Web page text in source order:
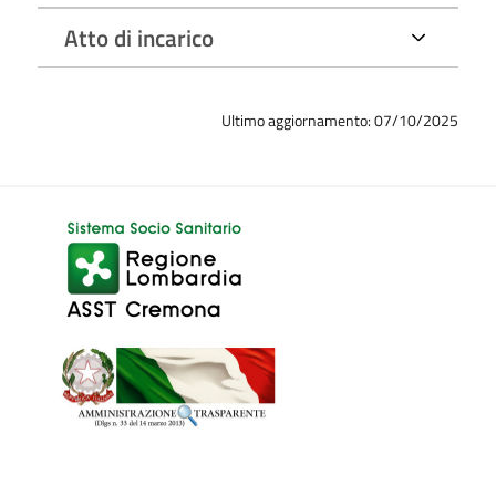
Atto di incarico
Ultimo aggiornamento: 07/10/2025